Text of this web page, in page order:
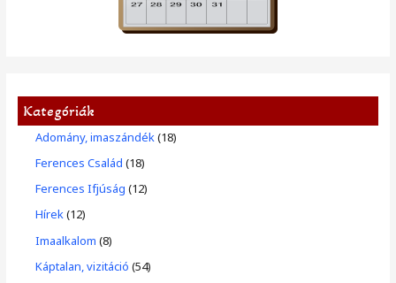
Kategóriák
Adomány, imaszándék (18)
Ferences Család (18)
Ferences Ifjúság (12)
Hírek(12)
Imaalkalom (8)
Káptalan, vizitáció (54)